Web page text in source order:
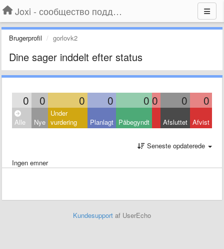
Joxi - сообщество поддержки
Brugerprofil gorlovk2
Dine sager inddelt efter status
0 0 0 0 0 0 0 0
Alle Nye
Under
vurdering
Planlagt Påbegyndt Afsluttet Afvist
Seneste opdaterede
Ingen emner
Kundesupport af UserEcho